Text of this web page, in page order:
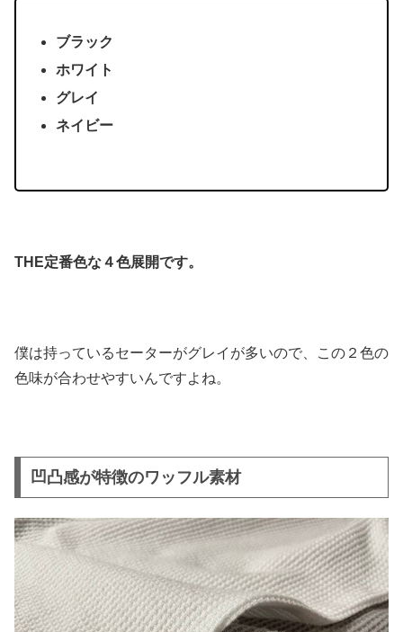
ブラック
ホワイト
グレイ
ネイビー
THE定番色な４色展開です。
僕は持っているセーターがグレイが多いので、この２色の
色味が合わせやすいんですよね。
凹凸感が特徴のワッフル素材